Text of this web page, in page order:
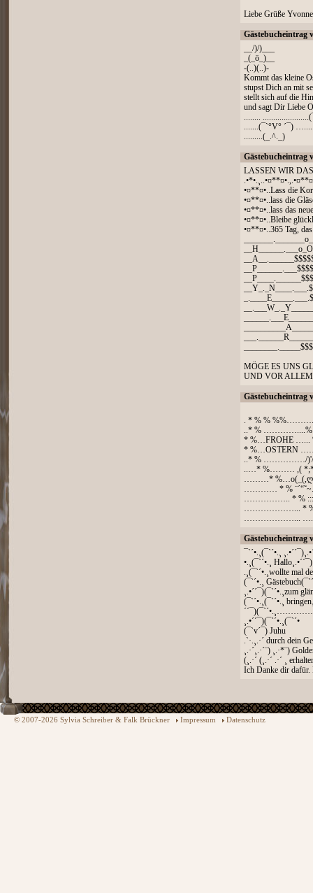
Liebe Grüße Yvonne
Gästebucheintrag
__/)/)___
_(_ö_)__
-(..)(..)-
Kommt das kleine
stupst Dich an mit
stellt sich auf die
und sagt Dir Liebe
........
.......(¯`°V° ´¯)
.........(_.^._)
Gästebucheintrag
LASSEN WIR
•¤**¤•..Lass die
•¤**¤•..lass die
•¤**¤•..lass das
•¤**¤•..Bleibe
•¤**¤•..365 Tag,
MÖGE ES UNS
UND VOR
Gästebucheintrag
. * % % %%……….
..* %
* %…FROHE …...
* %…OSTERN
..* % ……………/)'/
..…* %……… ,(
………* %…o(_(,ღ,)
………… * %
…………….. * %
………………... *
………………...
Gästebucheintrag
¯`´•.¸(¯`´•.¸
•.¸(¯`´•.¸
.¸(¯`´•.¸wollte mal
(¯`´•.¸
¸.•´´¯)(¯`´•.¸zum
(¯`´•.¸(¯`´•.¸
¸.•´´¯)(¯`´•.¸(¯`´•
(¯`v´¯) Juhu
.`·.¸.·´ durch dein
¸.·´¸.·´¨) ¸.·*¨)
(¸.·´ (¸.·´ .·´ ¸
Ich Danke dir dafür.
© 2007-2026 Sylvia Schreiber & Falk Brückner Impressum Datenschutz